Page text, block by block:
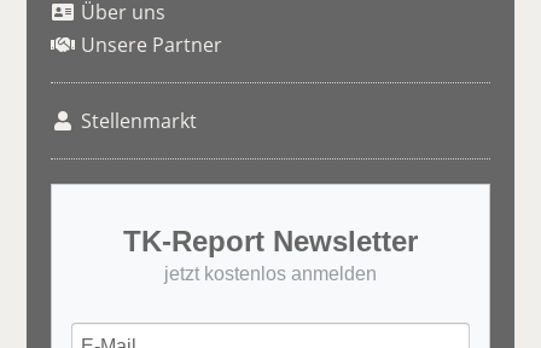
Über uns
Unsere Partner
Stellenmarkt
TK-Report Newsletter
jetzt kostenlos anmelden